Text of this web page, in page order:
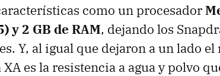
como un procesador
y 2 GB de RAM, dejando los
Y, al igual que dejaron a un lado
es la resistencia a agua y polvo